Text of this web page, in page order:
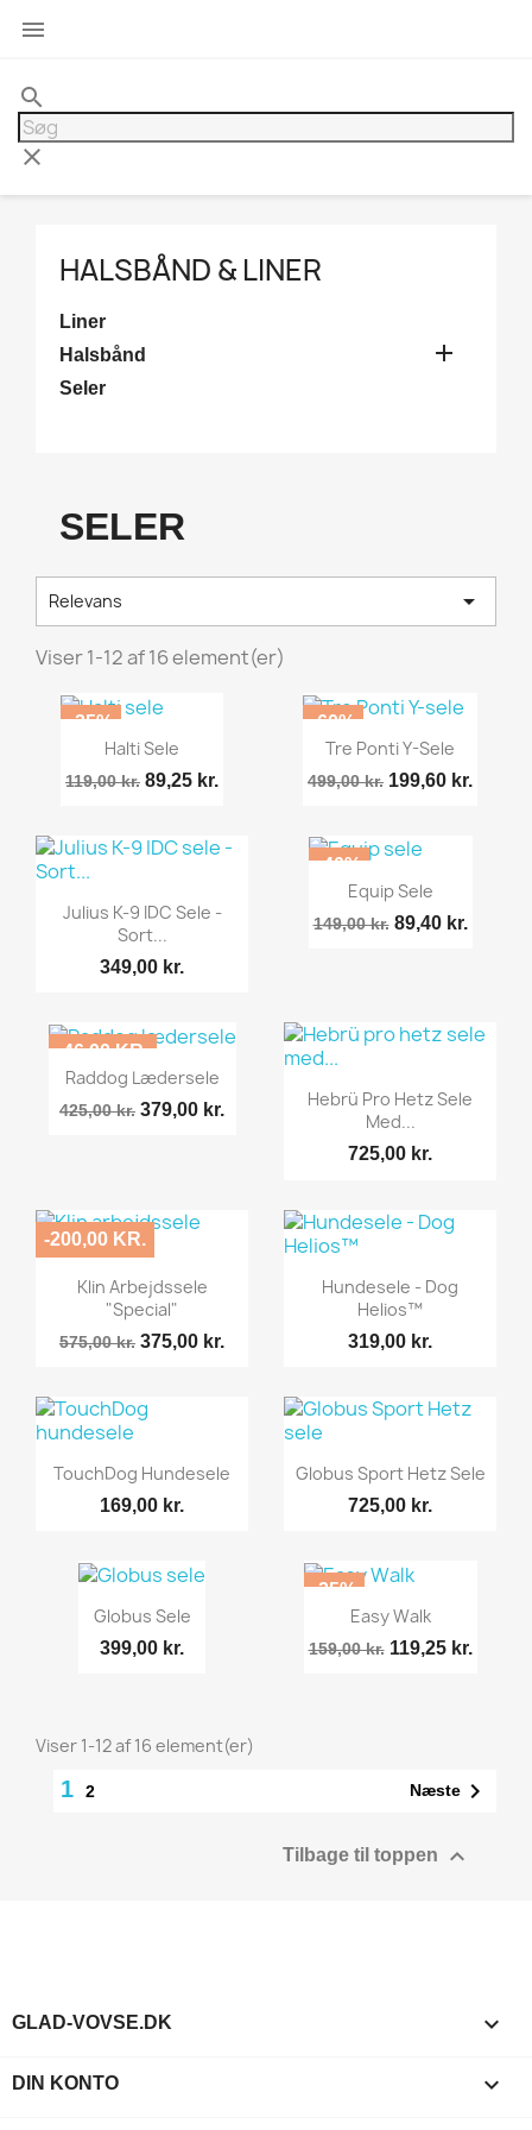

search
clear
HALSBÅND & LINER
Liner
Halsbånd

Seler
SELER
Relevans 
Viser 1-12 af 16 element(er)
Halti Sele
119,00 kr. 89,25 kr.
-25%
Tre Ponti Y-Sele
499,00 kr. 199,60 kr.
-60%
Julius K-9 IDC Sele -
Sort...
349,00 kr.
Equip Sele
149,00 kr. 89,40 kr.
-40%
Raddog Lædersele
425,00 kr. 379,00 kr.
-46,00 KR.
Hebrü Pro Hetz Sele
Med...
725,00 kr.
Klin Arbejdssele
"Special"
575,00 kr. 375,00 kr.
-200,00 KR.
Hundesele - Dog
Helios™
319,00 kr.
TouchDog Hundesele
169,00 kr.
Globus Sport Hetz Sele
725,00 kr.
Globus Sele
399,00 kr.
Easy Walk
159,00 kr. 119,25 kr.
-25%
Viser 1-12 af 16 element(er)
1 2 Næste 
Tilbage til toppen 
GLAD-VOVSE.DK 
DIN KONTO 